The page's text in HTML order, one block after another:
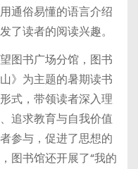
通俗易懂的语言介绍
了读者的阅读兴趣。
图书广场分馆，图书
》为主题的暑期读书
式，带领读者深入理
追求教育与自我价值
参与，促进了思想的
图书馆还开展了“我的